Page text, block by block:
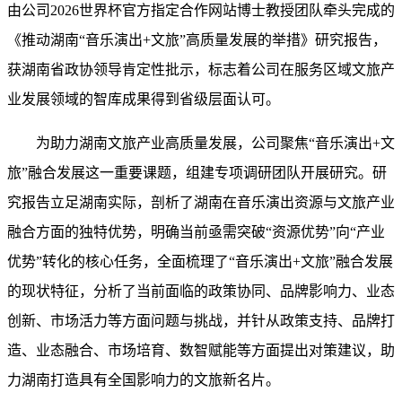
由公司2026世界杯官方指定合作网站博士教授团队牵头完成的
《推动湖南“音乐演出+文旅”高质量发展的举措》研究报告，
获湖南省政协领导肯定性批示，标志着公司在服务区域文旅产
业发展领域的智库成果得到省级层面认可。
为助力湖南文旅产业高质量发展，公司聚焦“音乐演出+文
旅”融合发展这一重要课题，组建专项调研团队开展研究。研
究报告立足湖南实际， 剖析了湖南在音乐演出资源与文旅产业
融合方面的独特优势，明确当前亟需突破“资源优势”向“产业
优势”转化的核心任务， 全面梳理了“音乐演出+文旅”融合发展
的现状特征， 分析了 当前面临的政策协同、品牌影响力、业态
创新、市场活力等方面问题与挑战，并针从政策支持、品牌打
造、业态融合、市场培育、数智赋能等方面提出对策建议，助
力湖南打造具有全国影响力的文旅新名片。